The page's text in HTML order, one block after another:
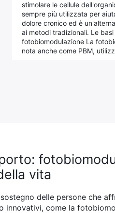
vita
delle persone che
come la
stimolare le cellule
sempre più utilizzata per
dolore cronico ed è
ai metodi tradizionali. Le basi
fotobiomodulazione La
nota anche come PBM,